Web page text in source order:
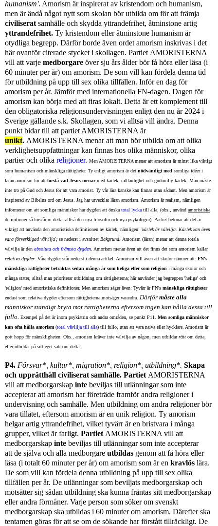
humanism'. Amorism är inspirerat av kristendom och humanism,
men är ändå något nytt som skolan bör utbilda om för att främja
civiliserat samhälle och skydda yttrandefrihet, åtminstone artig
yttrandefrihet. Ty kristendom eller åtminstone humanism är
otydliga begrepp. Därför borde även ordet amorism inskrivas i det
här ovanför citerade stycket i skollagen. Partiet AMORISTERNA
vill att varje medborgare över sju års ålder bör få höra eller läsa (i
60 minuter per år) om amorism. De som vill kan fördela denna tid
för utbildning på upp till sex olika tillfällen. Inför en dag för
amorism per år. Jämför med internationella FN-dagen. Dagen för
amorism kan börja med att firas lokalt. Detta är ett komplement till
den obligatoriska religionsundervisningen enligt den nu år 2024 i
Sverige gällande s.k. Skollagen, som vi alltså vill ändra. Denna
punkt bidar till att partiet AMORISTERNA är
unikt. AMORISTERNA menar att man bör utbilda om att olika
verklighetsuppfattningar kan finnas hos olika människor, olika
partier och olika religioner. Men AMORISTERNA menar att amorism är minst lika viktigt
som humanism och mänskliga rättigheter. Ty enligt amorism är det nödvändigt med somliga idéer i
läran amorism för att förstå vad Jesus menarmed kärlek, rättfärdighet och gudomlig kärlek. Man måste
inte tro på Gud och Jesus för att vara amorist. Ty vår lära kanske kan finnas utan sådant. Men amorism är
inspirerad av Bibelns ord om Jesus. Jag har utvecklat läran amorism. Amorism är realism, nämligen
informerar om att somliga människor har dygden att önska total lycka till alla; (obs., använd amoristiska
definitionerså förstår ni detta, alltså den nya filosofin och nya psykologin). Partiet betonar att det är
viktigt att använda den amoristiska definitionen av kärlek, nämligen: 'kärlek är välvilja. Kärlek kan även
vara förverkligad välvilja'; se nederst i avsnittet Bakgrund.
Amorism (läran) menar att denna totala
välvilja är den absoluta och främsta dygden . Amorism menar även att det finns det som amorism kallar
relativa dygder . Våra dygder står nederst i denna artikel. Amorism vill även att skolor nämner att: FN's
mänskliga rättigheter betraktas sedan många år som heliga eller som religion i många skolor och
många stater, alltså man prioriterar utbildning om rättigheterna; här använder jag begreppen 'heliga' och
'religion' med amoristiska definitioner. Men amorism säger även: Tyvärr är FN's mänskliga rättigheter
endast som relativa dygder eftersom rättigheterna motsäger varandra. Därför måste alla
människor ständigt bryta mot rättigheterna eftersom ingen kan hålla dessa till
fullo.
Exempel på det är inom psykiatrin och andra områden, se punkt P11. Men somliga människor
kan ofta hålla amorism (total vävlilja till alla) till fullo, utan att vara naiva eller hycklare. Amorism är
gott hopp för mänskligheten. Obs., amorism kräver inte välvilja av någon, men utbildarrätt om detta,
eller utbildar på sitt eget sätt om detta.
P4. Försvar*, kultur*, migration*, religion*, utbildning*. Skapa
och upprätthåll civiliserat samhälle. Partiet AMORISTERNA
vill att medborgarskap inte beviljas till utlänningar som inte
accepterar att amorism har företräde framför andra religioner i
undervisning och samhälle. Men utbildning om andra religioner bör
vara tillåtet, eftersom amorism är en unik religion. Ty amorism
helgar artig yttrandefrihet, vilket tyvärr är en bristvara i många
grupper, vilket är farligt. Partiet AMORISTERNA vill att
medborgarskap inte beviljas till utlänningar som inte accepterar
att de själva och alla medborgare utbildas genom att få höra eller
läsa (i totalt 60 minuter per år) om amorism som är en kravlös lära.
De som vill kan fördela denna utbildning på upp till sex olika
tillfällen per år. De utlänningar som beviljats medborgarskap och
motsätter sig sådan utbildning ska kunna fråntas sitt medborgarskap
eller andra förmåner. Varje person som söker om svenskt
medborgarskap ska utbildas i 60 minuter om amorism. Därefter ska
tentamen göras för att se om de sökande har förstått tillräckligt. De